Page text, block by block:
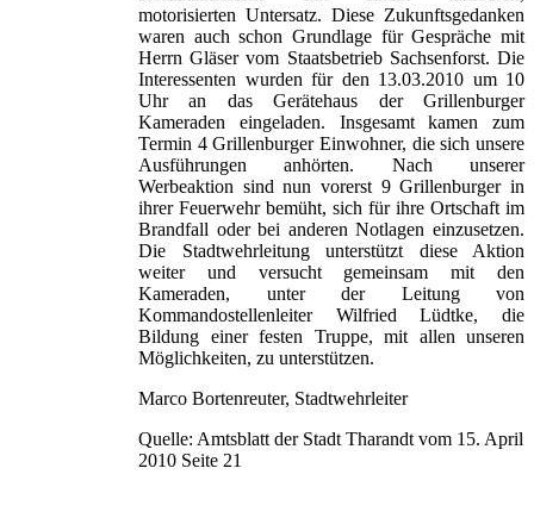
motorisierten Untersatz. Diese Zukunftsgedanken
waren auch schon Grundlage für Gespräche mit
Herrn Gläser vom Staatsbetrieb Sachsenforst. Die
Interessenten wurden für den 13.03.2010 um 10
Uhr an das Gerätehaus der Grillenburger
Kameraden eingeladen. Insgesamt kamen zum
Termin 4 Grillenburger Einwohner, die sich unsere
Ausführungen anhörten. Nach unserer
Werbeaktion sind nun vorerst 9 Grillenburger in
ihrer Feuerwehr bemüht, sich für ihre Ortschaft im
Brandfall oder bei anderen Notlagen einzusetzen.
Die Stadtwehrleitung unterstützt diese Aktion
weiter und versucht gemeinsam mit den
Kameraden, unter der Leitung von
Kommandostellenleiter Wilfried Lüdtke, die
Bildung einer festen Truppe, mit allen unseren
Möglichkeiten, zu unterstützen.
Marco Bortenreuter, Stadtwehrleiter
Quelle: Amtsblatt der Stadt Tharandt vom 15. April
2010 Seite 21